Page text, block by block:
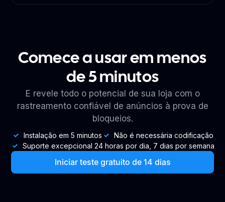
Comece a usar em menos
de 5 minutos
E revele todo o potencial de sua loja com o
rastreamento confiável de anúncios à prova de
bloqueios.
Instalação em 5 minutos
Não é necessária codificação
Suporte excepcional 24 horas por dia, 7 dias por semana
Iniciar teste gratuito de 14 dias